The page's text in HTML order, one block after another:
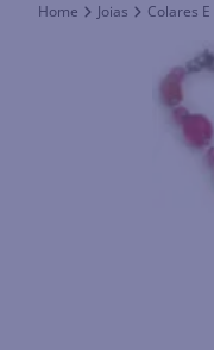
Joias Colares